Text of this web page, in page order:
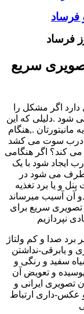
فرساد
فرساد
سریع
اگر مشکل را
شود .دلیلی که این
مانیتورتان .,هنگام
درب سوت می کشد
کند؟ اگر هنگامی
ایجاد شود با یک
می شود در
و یا برد تغذیه
آن آسیب میرساند
سریع برای
نپردازیم
برد صدا و کم ولتاژ
و یابرقی-نداشتن
سفید و رنگی و
و تعویض آن
تصویری ایرانی و
عکس-داری ارتباط